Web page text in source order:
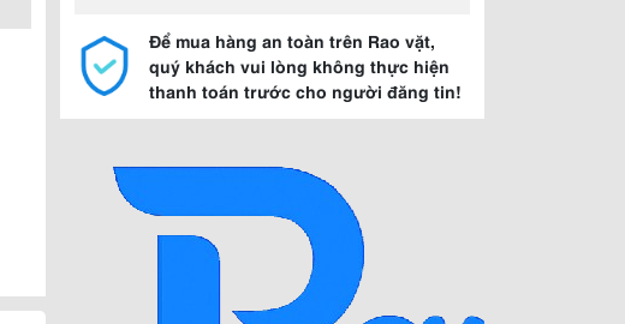
Để mua hàng an toàn trên Rao vặt,
quý khách vui lòng không thực hiện
thanh toán trước cho người đăng tin!